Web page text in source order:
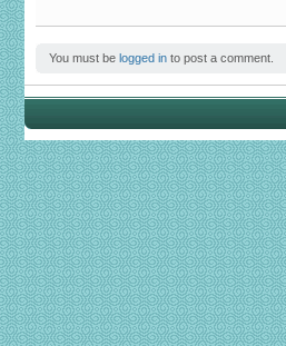
You must be logged in to post a comment.